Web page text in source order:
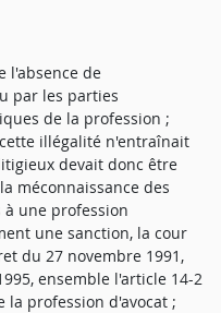
l'absence de
par les parties
de la profession ;
illégalité n'entraînait
devait donc être
méconnaissance des
une profession
une sanction, la cour
du 27 novembre 1991,
ensemble l'article 14-2
profession d'avocat ;